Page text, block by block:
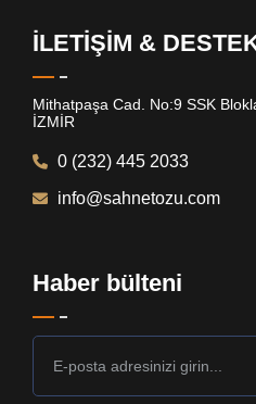
İLETİŞİM &
Mithatpaşa Cad. No:9 SSK
İZMİR
0 (232) 445 2033
info@sahnetozu.com
Haber bülteni